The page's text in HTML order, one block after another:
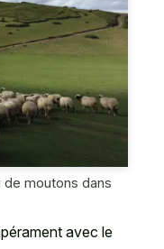
de moutons dans
avec le